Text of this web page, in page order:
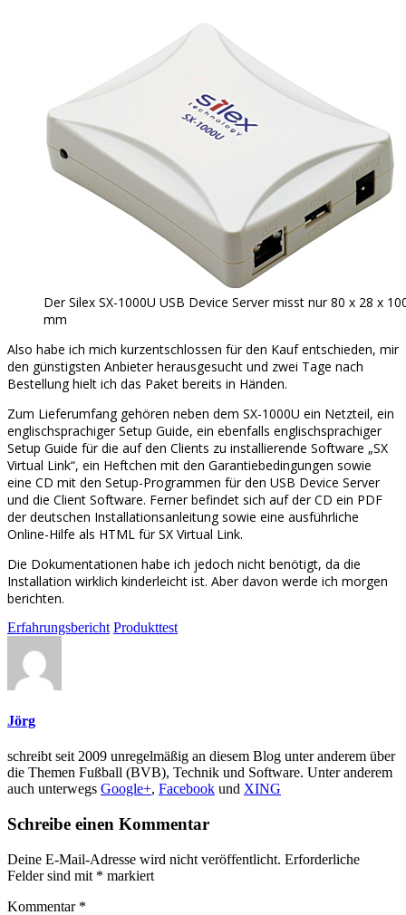
Der Silex SX-1000U USB Device Server misst nur 80 x 28 x
mm
Also habe ich mich kurzentschlossen für den Kauf entschieden, mir
den günstigsten Anbieter herausgesucht und zwei Tage nach
Bestellung hielt ich das Paket bereits in Händen.
Zum Lieferumfang gehören neben dem SX-1000U ein Netzteil, ein
englischsprachiger Setup Guide, ein ebenfalls englischsprachiger
Setup Guide für die auf den Clients zu installierende Software „SX
Virtual Link“, ein Heftchen mit den Garantiebedingungen sowie
eine CD mit den Setup-Programmen für den USB Device Server
und die Client Software. Ferner befindet sich auf der CD ein PDF
der deutschen Installationsanleitung sowie eine ausführliche
Online-Hilfe als HTML für SX Virtual Link.
Die Dokumentationen habe ich jedoch nicht benötigt, da die
Installation wirklich kinderleicht ist. Aber davon werde ich morgen
berichten.
Erfahrungsbericht Produkttest
Jörg
schreibt seit 2009 unregelmäßig an diesem Blog unter anderem über
die Themen Fußball (BVB), Technik und Software. Unter anderem
auch unterwegs Google+, Facebook und XING
Schreibe einen Kommentar
Deine E-Mail-Adresse wird nicht veröffentlicht. Erforderliche
Felder sind mit * markiert
Kommentar *